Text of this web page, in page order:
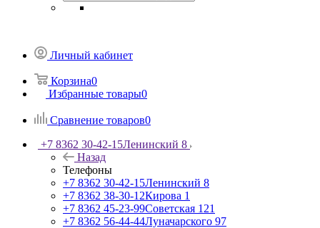
Личный кабинет
Корзина0
Избранные товары0
Сравнение товаров0
+7 8362 30-42-15Ленинский 8
Назад
Телефоны
+7 8362 30-42-15Ленинский 8
+7 8362 38-30-12Кирова 1
+7 8362 45-23-99Советская 121
+7 8362 56-44-44Луначарского 97